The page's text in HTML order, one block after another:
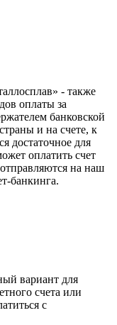
- также
оплаты за
банковской
и на счете, к
достаточное для
оплатить счет
на наш
банкинга.
вариант для
счета или
с